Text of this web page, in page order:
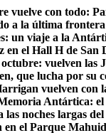
vuelve con todo:
a la última
un viaje a la
el Hall H de San
vuelven las
que lucha por su
vuelven con
Antártica: el
las noches largas
en el Parque